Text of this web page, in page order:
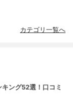
カテゴリ一覧へ
ング52選！口コミ